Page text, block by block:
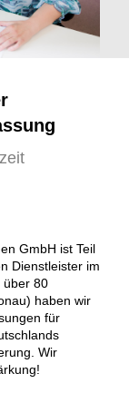
GmbH ist Teil
Dienstleister im
über 80
haben wir
für
Wir